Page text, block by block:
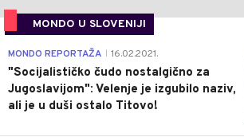
MONDO U SLOVENIJI
MONDO REPORTAŽA 16.02.2021.
"Socijalističko čudo nostalgično za
Jugoslavijom": Velenje je izgubilo naziv,
ali je u duši ostalo Titovo!